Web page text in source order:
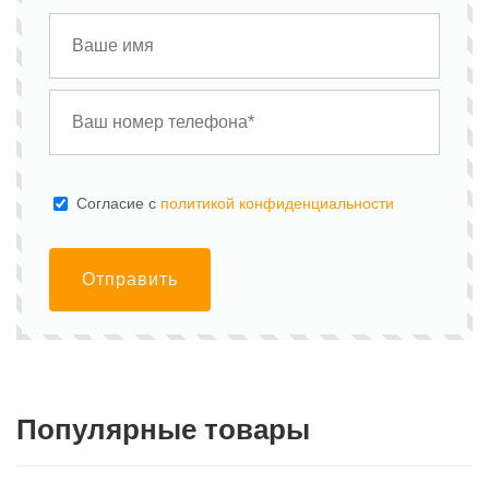
Cогласие с политикой конфиденциальности
Отправить
Популярные товары